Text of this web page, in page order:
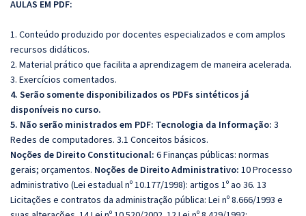
AULAS EM PDF:
1. Conteúdo produzido por docentes especializados e com amplos
recursos didáticos.
2. Material prático que facilita a aprendizagem de maneira acelerada.
3. Exercícios comentados.
4. Serão somente disponibilizados os PDFs sintéticos já
disponíveis no curso.
5. Não serão ministrados em PDF: Tecnologia da Informação: 3
Redes de computadores. 3.1 Conceitos básicos.
Noções de Direito Constitucional: 6 Finanças públicas: normas
gerais; orçamentos. Noções de Direito Administrativo: 10 Processo
administrativo (Lei estadual nº 10.177/1998): artigos 1º ao 36. 13
Licitações e contratos da administração pública: Lei nº 8.666/1993 e